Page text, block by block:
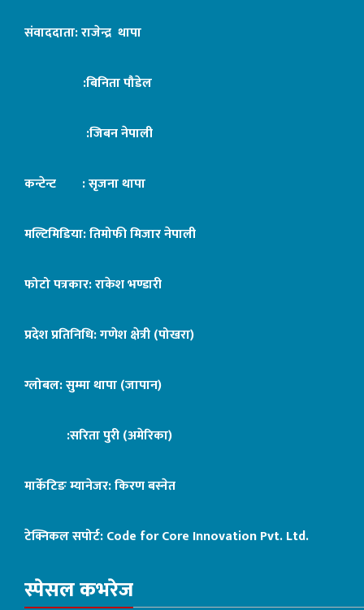
संवाददाता: राजेन्द्र थापा
:बिनिता पौडेल
:जिबन नेपाली
कन्टेन्ट : सृजना थापा
मल्टिमिडिया: तिमोफी मिजार नेपाली
फोटो पत्रकार: राकेश भण्डारी
प्रदेश प्रतिनिधि: गणेश क्षेत्री (पोखरा)
ग्लोबल: सुम्मा थापा (जापान)
:सरिता पुरी (अमेरिका)
मार्केटिङ म्यानेजर: किरण बस्नेत
टेक्निकल सपोर्ट:Code for Core Innovation Pvt. Ltd.
स्पेसल कभरेज